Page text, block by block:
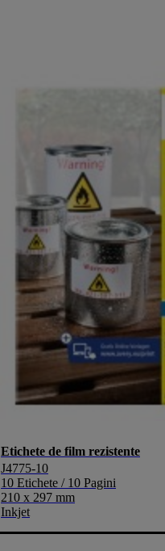
Etichete de film rezistente
J4775-10
10 Etichete / 10 Pagini
210 x 297 mm
Inkjet